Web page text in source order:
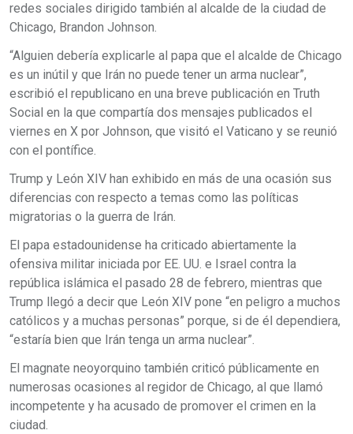
redes sociales dirigido también al alcalde de la ciudad de
Chicago, Brandon Johnson.
“Alguien debería explicarle al papa que el alcalde de Chicago
es un inútil y que Irán no puede tener un arma nuclear”,
escribió el republicano en una breve publicación en Truth
Social en la que compartía dos mensajes publicados el
viernes en X por Johnson, que visitó el Vaticano y se reunió
con el pontífice.
Trump y León XIV han exhibido en más de una ocasión sus
diferencias con respecto a temas como las políticas
migratorias o la guerra de Irán.
El papa estadounidense ha criticado abiertamente la
ofensiva militar iniciada por EE. UU. e Israel contra la
república islámica el pasado 28 de febrero, mientras que
Trump llegó a decir que León XIV pone “en peligro a muchos
católicos y a muchas personas” porque, si de él dependiera,
“estaría bien que Irán tenga un arma nuclear”.
El magnate neoyorquino también criticó públicamente en
numerosas ocasiones al regidor de Chicago, al que llamó
incompetente y ha acusado de promover el crimen en la
ciudad.